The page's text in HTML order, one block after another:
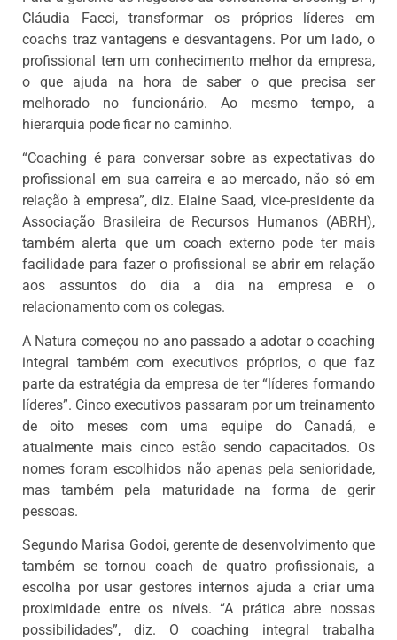
Cláudia Facci, transformar os próprios líderes em
coachs traz vantagens e desvantagens. Por um lado, o
profissional tem um conhecimento melhor da empresa,
o que ajuda na hora de saber o que precisa ser
melhorado no funcionário. Ao mesmo tempo, a
hierarquia pode ficar no caminho.
“Coaching é para conversar sobre as expectativas do
profissional em sua carreira e ao mercado, não só em
relação à empresa”, diz. Elaine Saad, vice-presidente da
Associação Brasileira de Recursos Humanos (ABRH),
também alerta que um coach externo pode ter mais
facilidade para fazer o profissional se abrir em relação
aos assuntos do dia a dia na empresa e o
relacionamento com os colegas.
A Natura começou no ano passado a adotar o coaching
integral também com executivos próprios, o que faz
parte da estratégia da empresa de ter “líderes formando
líderes”. Cinco executivos passaram por um treinamento
de oito meses com uma equipe do Canadá, e
atualmente mais cinco estão sendo capacitados. Os
nomes foram escolhidos não apenas pela senioridade,
mas também pela maturidade na forma de gerir
pessoas.
Segundo Marisa Godoi, gerente de desenvolvimento que
também se tornou coach de quatro profissionais, a
escolha por usar gestores internos ajuda a criar uma
proximidade entre os níveis. “A prática abre nossas
possibilidades”, diz. O coaching integral trabalha